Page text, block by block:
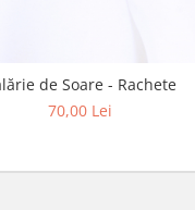
de Soare - Rachete
70,00 Lei